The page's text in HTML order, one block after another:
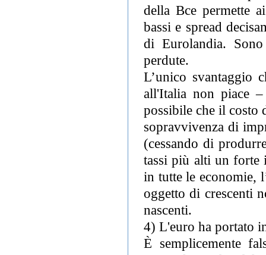
della Bce permette
bassi e spread
di Eurolandia.
perdute.
L’unico svantaggio
all'Italia non piace
possibile che il costo
sopravvivenza di
(cessando di
tassi più alti un forte
in tutte le economie,
oggetto di crescenti
nascenti.
4) L'euro ha portato
È semplicemente